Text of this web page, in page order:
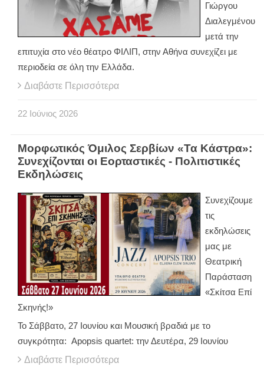
Γιώργου
Διαλεγμένου
μετά την
επιτυχία στο νέο θέατρο ΦΙΛΙΠ, στην Αθήνα συνεχίζει με
περιοδεία σε όλη την Ελλάδα.
Διαβάστε Περισσότερα
22 Ιούνιος 2026
Μορφωτικός Όμιλος Σερβίων «Τα Κάστρα»:
Συνεχίζονται οι Εορταστικές - Πολιτιστικές
Εκδηλώσεις
Συνεχίζουμε
τις
εκδηλώσεις
μας με
Θεατρική
Παράσταση
«Σκίτσα Επί
Σκηνής!»
Το Σάββατο, 27 Ιουνίου και Μουσική βραδιά με το
συγκρότητα: Apopsis quartet: την Δευτέρα, 29 Ιουνίου
Διαβάστε Περισσότερα